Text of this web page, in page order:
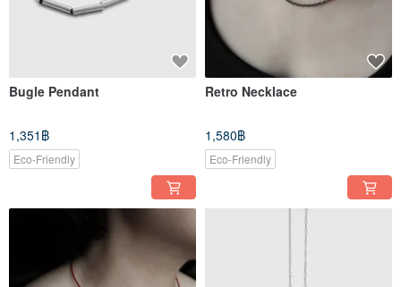
Bugle Pendant
1,351฿
Eco-Friendly
Retro Necklace
1,580฿
Eco-Friendly